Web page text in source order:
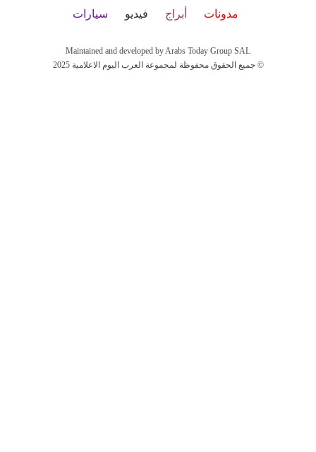
مدونات أبراج فيديو سيارات
Maintained and developed by Arabs Today Group SAL
جميع الحقوق محفوظة لمجموعة العرب اليوم الاعلامية 2025 ©